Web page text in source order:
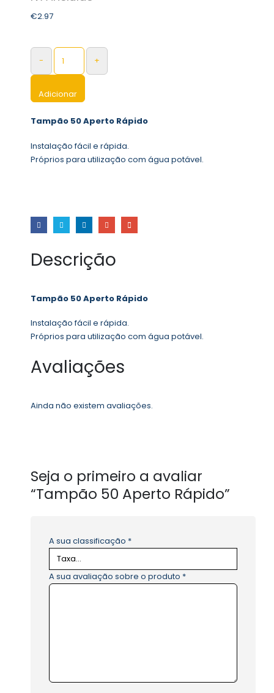
€2.97
- +
Adicionar
Tampão 50 Aperto Rápido
Instalação fácil e rápida.
Próprios para utilização com água potável.
Descrição
Tampão 50 Aperto Rápido
Instalação fácil e rápida.
Próprios para utilização com água potável.
Avaliações
Ainda não existem avaliações.
Seja o primeiro a avaliar
“Tampão 50 Aperto Rápido”
A sua classificação *
A sua avaliação sobre o produto *